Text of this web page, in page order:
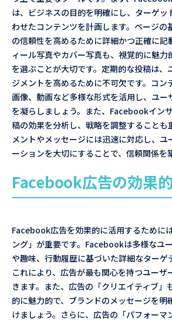
は、ビジネスの目的を明確にし、ターゲッ
わせたコンテンツを計画します。ページの
の信頼性を高めるために詳細かつ正確に記
ィール写真やカバー写真も、視覚的に魅力
を選ぶことが大切です。定期的な投稿は、
ジメントを高めるために不可欠です。コン
画像、動画など多様な形式を活用し、ユー
を凝らしましょう。また、Facebookイン
稿の効果を分析し、戦略を調整することも
メントやメッセージには迅速に対応し、ユ
ーションを大切にすることで、信頼関係を
Facebook広告の効果
Facebook広告を効果的に活用するために
ング」が重要です。Facebookは多様なユ
や趣味、行動履歴に基づいた詳細なターゲ
これにより、広告が最も関心を持つユーザ
きます。また、広告の「クリエイティブ」
的に魅力的で、ブランドのメッセージを明
けましょう。さらに、広告の「パフォーマ